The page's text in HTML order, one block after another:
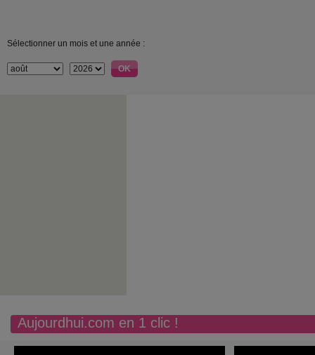
Sélectionner un mois et une année :
Aujourdhui.com en 1 clic !